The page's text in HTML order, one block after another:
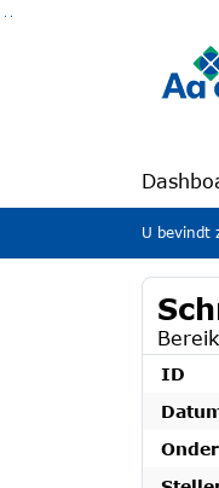
U bevindt
ID